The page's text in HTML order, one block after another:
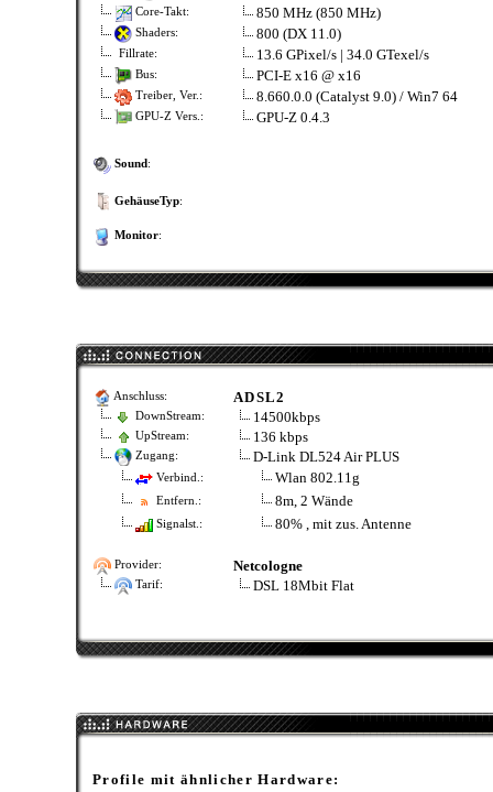
Core-Takt: 850 MHz (850 MHz)
Shaders: 800 (DX 11.0)
Fillrate: 13.6 GPixel/s | 34.0 GTexel/s
Bus: PCI-E x16 @ x16
Treiber, Ver.: 8.660.0.0 (Catalyst 9.0) / Win7 64
GPU-Z Vers.: GPU-Z 0.4.3
Sound:
GehäuseTyp:
Monitor:
Anschluss: ADSL2
DownStream: 14500kbps
UpStream: 136 kbps
Zugang: D-Link DL524 Air PLUS
Verbind.: Wlan 802.11g
Entfern.: 8m, 2 Wände
Signalst.: 80% , mit zus. Antenne
Provider: Netcologne
Tarif: DSL 18Mbit Flat
Profile mit ähnlicher Hardware: